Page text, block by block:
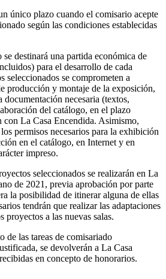
único plazo cuando el comisario acepte
según las condiciones establecidas
destinará una partida económica de
para el desarrollo de cada
seleccionados se comprometen a
producción y montaje de la exposición,
necesaria (textos,
del catálogo, en el plazo
La Casa Encendida. Asimismo,
permisos necesarios para la exhibición
en el catálogo, en Internet y en
impreso.
seleccionados se realizarán en La
de 2021, previa aprobación por parte
la posibilidad de itinerar alguna de ellas
tendrán que realizar las adaptaciones
proyectos a las nuevas salas.
de las tareas de comisariado
se devolverán a La Casa
en concepto de honorarios.